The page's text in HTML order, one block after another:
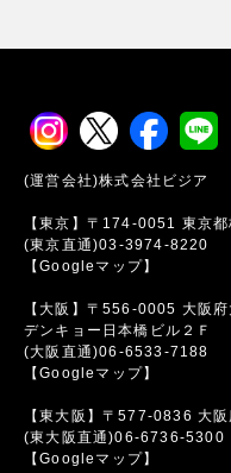
(運営会社)株式会社ビジア
【東京】〒174-0051 東京
(東京直通)03-3974-8220
【Googleマップ】
【大阪】〒556-0005 大阪
デンキョー日本橋ビル２Ｆ
(大阪直通)06-6533-7188
【Googleマップ】
【東大阪】〒577-0836 大
(東大阪直通)06-6736-5300
【Googleマップ】